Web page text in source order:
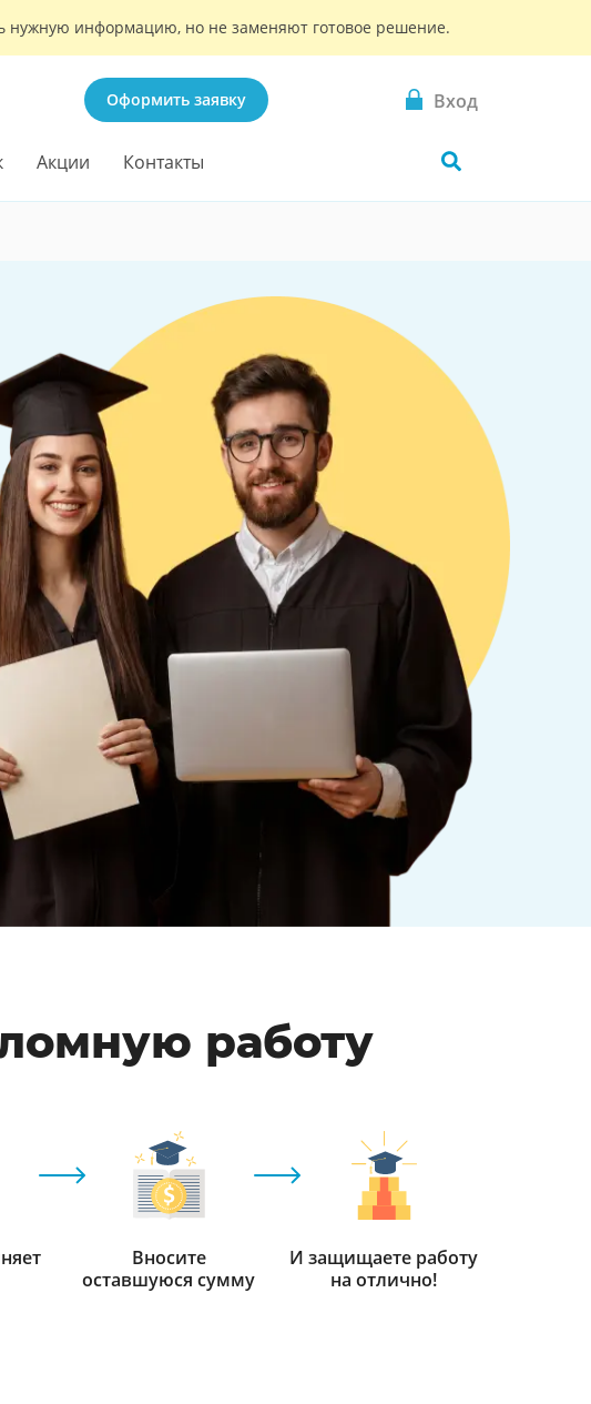
нужную информацию, но не заменяют готовое решение.
Оформить заявку Вход
Акции Контакты
работу
Вносите
оставшуюся сумму
И защищаете работу
на отлично!